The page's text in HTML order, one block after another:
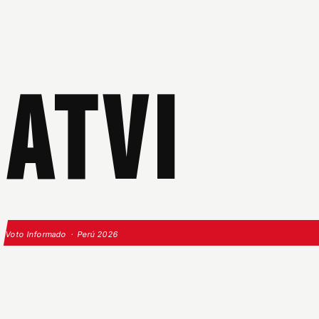
ATVI
Voto Informado · Perú 2026